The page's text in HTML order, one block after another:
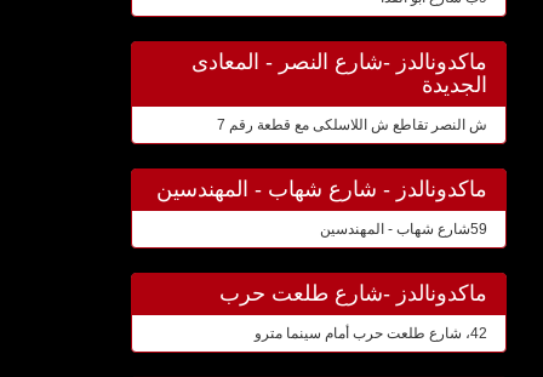
ماكدونالدز -شارع النصر - المعادى
الجديدة
ش النصر تقاطع ش اللاسلكى مع قطعة رقم 7
ماكدونالدز - شارع شهاب - المهندسين
59شارع شهاب - المهندسين
ماكدونالدز -شارع طلعت حرب
42، شارع طلعت حرب أمام سينما مترو